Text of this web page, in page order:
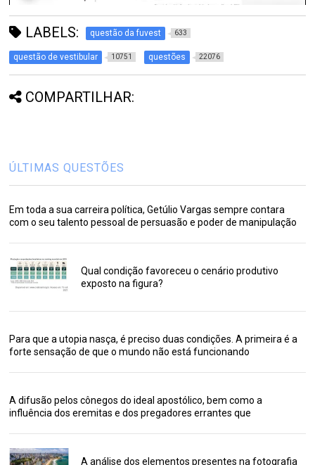
LABELS: questão da fuvest 633
questão de vestibular 10751 questões 22076
COMPARTILHAR:
ÚLTIMAS QUESTÕES
Em toda a sua carreira política, Getúlio Vargas sempre contara
com o seu talento pessoal de persuasão e poder de manipulação
Qual condição favoreceu o cenário produtivo
exposto na figura?
Para que a utopia nasça, é preciso duas condições. A primeira é a
forte sensação de que o mundo não está funcionando
A difusão pelos cônegos do ideal apostólico, bem como a
influência dos eremitas e dos pregadores errantes que
A análise dos elementos presentes na fotografia